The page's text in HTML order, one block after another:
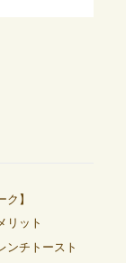
】
リット
ンチトースト